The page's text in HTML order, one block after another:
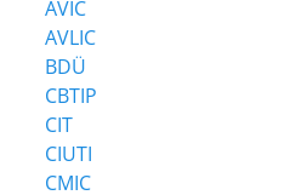
AVIC
AVLIC
BDÜ
CBTIP
CIT
CIUTI
CMIC